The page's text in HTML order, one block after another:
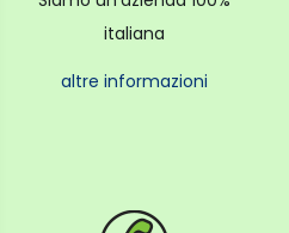
italiana
altre informazioni